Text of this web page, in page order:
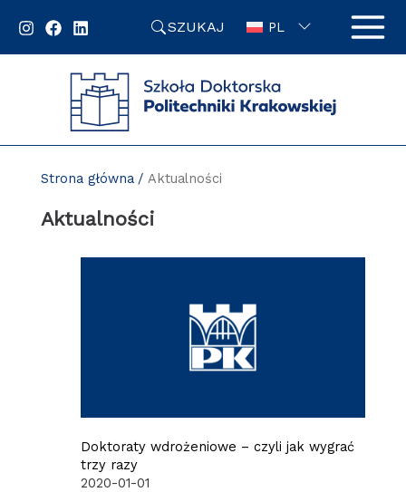
SZUKAJ PL
Strona główna Aktualności
Aktualności
Doktoraty wdrożeniowe – czyli jak wygrać
trzy razy
2020-01-01